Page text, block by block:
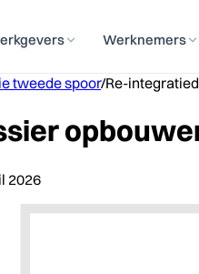
Werknemers
tweede spoor/Re-
2026